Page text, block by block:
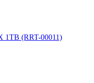
1TB (RRT-00011)